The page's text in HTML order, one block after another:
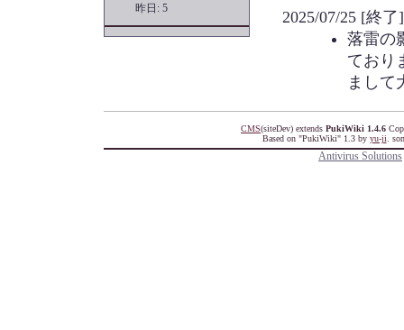
2025/07/25 [終
落雷の
ており
まして
昨日: 5
CMS(siteDev) extends PukiWiki 1.4.6
Based on "PukiWiki" 1.3 by yu-ji.
Antivirus Solutions